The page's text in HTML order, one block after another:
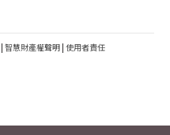
| 智慧財產權聲明 | 使用者責任